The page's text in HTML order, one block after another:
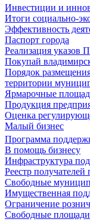
Инвестиции и
Итоги социально-
Эффективность
Паспорт города
Реализация указов
Покупай
Порядок
территории
Ярмарочные
Продукция
Оценка
Малый бизнес
Программа
В помощь бизнесу
Инфраструктура
Реестр получателей
Свободные
Имущественная
Ограничение
Свободные площади